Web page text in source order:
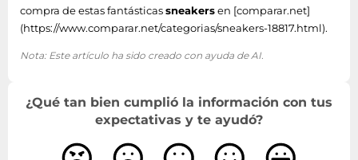
compra de estas fantásticassneakersen [comparar.net]
(https://www.comparar.net/categorias/sneakers-18817.html).
Nota: Este artículo ha sido creado con ayuda de AI.
¿Qué tan bien cumplió la información con tus
expectativas y te ayudó?